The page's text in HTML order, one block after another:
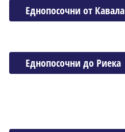
Еднопосочни от Кавала
Еднопосочни до Риека